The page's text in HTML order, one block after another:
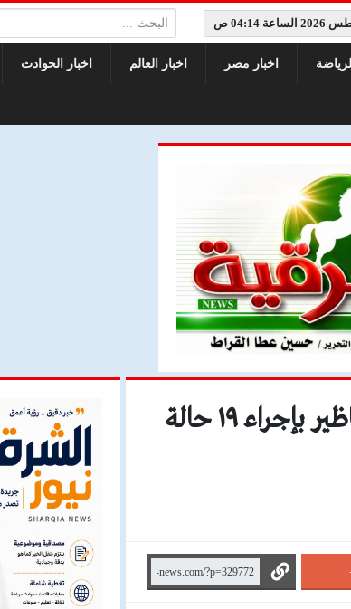
البحث:
اخبار مصر اخبار العالم اخبار الحوادث
فريق مناظير بلبيس المركزي يحقق أكبر لستة مناظير بإجراء ١٩ حالة